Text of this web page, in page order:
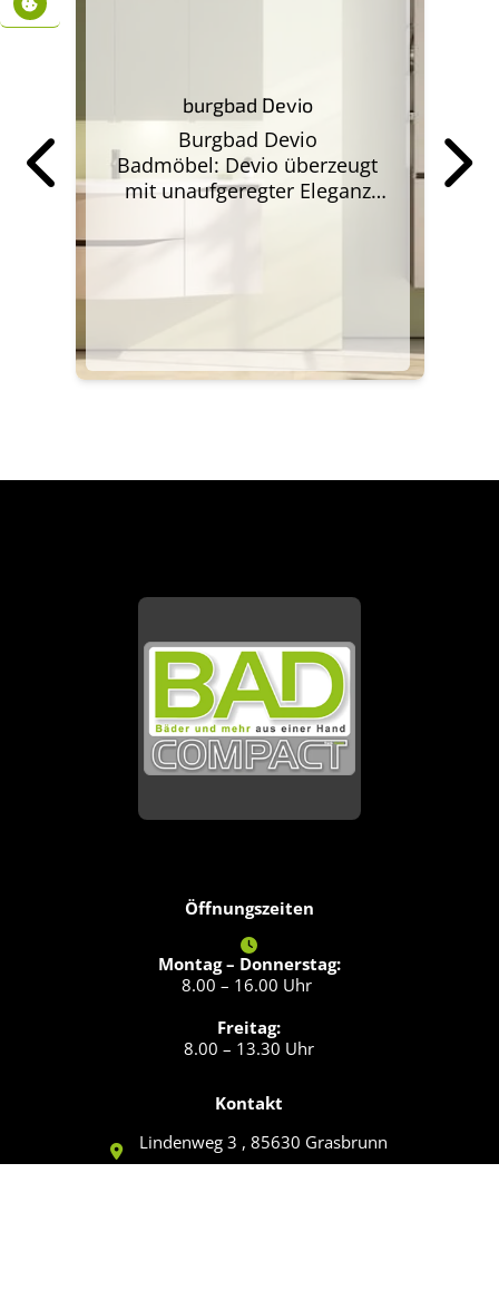
burgbad Devio
Burgbad Devio
Badmöbel: Devio überzeugt
mit unaufgeregter Eleganz
Schlanken Proportionen und
einladend. Grifflos, ruhig und
weiterlesen
Öffnungszeiten
Montag – Donnerstag:
8.00 – 16.00 Uhr
Freitag:
8.00 – 13.30 Uhr
Kontakt
Lindenweg 3 , 85630 Grasbrunn